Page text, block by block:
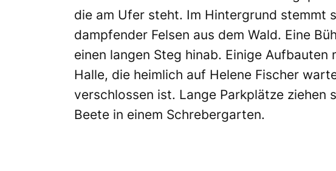
die am Ufer steht. Im Hintergrund stemmt
dampfender Felsen aus dem Wald. Eine
einen langen Steg hinab. Einige Aufbauten
Halle, die heimlich auf Helene Fischer
verschlossen ist. Lange Parkplätze ziehen
Beete in einem Schrebergarten.